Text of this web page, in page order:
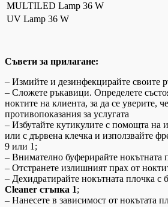
MULTILED Lamp 36 W
UV Lamp 36 W
Съвети за прилагане:
– Измийте и дезинфекцирайте своите
– Сложете ръкавици. Определете
ноктите на клиента, за да се уверите,
противопоказания за услугата
– Избутайте кутикулите с помощта на
или с дървена клечка и използвайте
9 или 1;
– Внимателно буферирайте нокътната
– Отстранете излишният прах от
– Дехидратирайте нокътната плочка с
Cleaner стъпка 1;
– Нанесете в зависимост от нокътата